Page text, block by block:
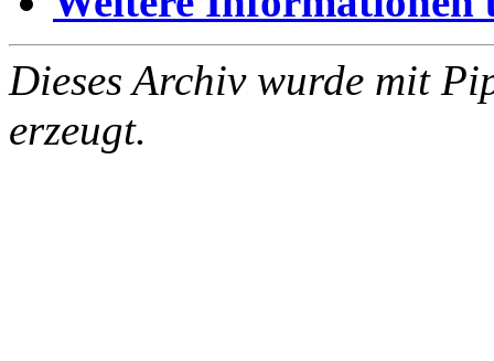
Dieses Archiv wurde mit
erzeugt.